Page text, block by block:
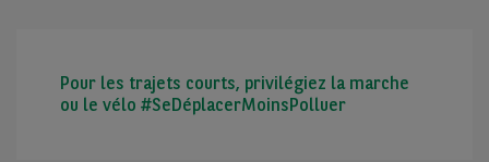
Pour les trajets courts, privilégiez la marche
ou le vélo #SeDéplacerMoinsPolluer